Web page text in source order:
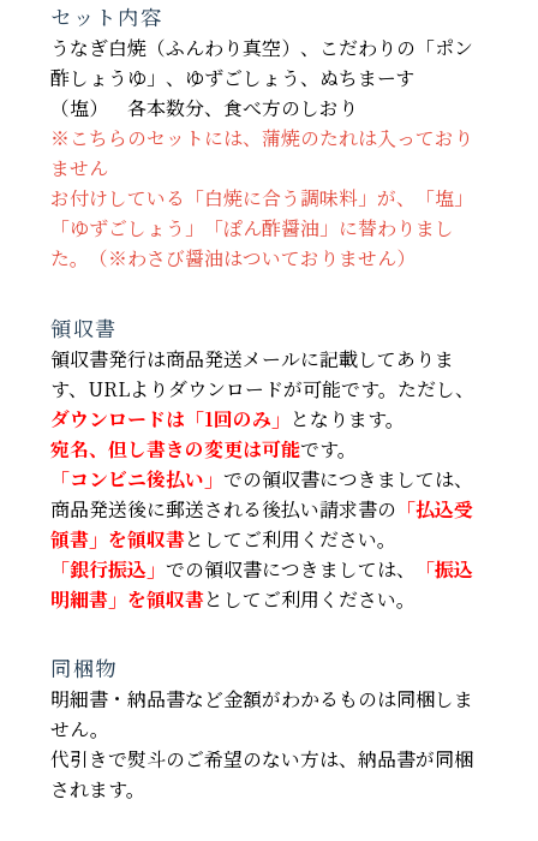
セット内容
うなぎ白焼（ふんわり真空）、こだわりの「ポン
酢しょうゆ」、ゆずごしょう、ぬちまーす
（塩） 各本数分、食べ方のしおり
※こちらのセットには、蒲焼のたれは入っており
ません
お付けしている「白焼に合う調味料」が、「塩」
「ゆずごしょう」「ぽん酢醤油」に替わりまし
た。（※わさび醤油はついておりません）
領収書
領収書発行は商品発送メールに記載してありま
す、URLよりダウンロードが可能です。ただし、
ダウンロードは「1回のみ」 となります。
宛名、但し書きの変更は可能です。
「コンビニ後払い」 での領収書につきましては、
商品発送後に郵送される後払い請求書の 「払込受
領書」を領収書としてご利用ください。
「銀行振込」 での領収書につきましては、
「振込
明細書」を領収書としてご利用ください。
同梱物
明細書・納品書など金額がわかるものは同梱しま
せん。
代引きで熨斗のご希望のない方は、納品書が同梱
されます。